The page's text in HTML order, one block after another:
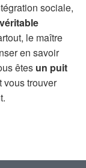
sociale,
le maître
en savoir
êtes un puit
vous trouver